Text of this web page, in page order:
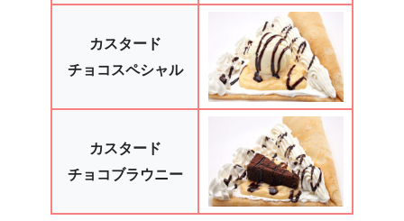
カスタード
チョコスペシャル
カスタード
チョコブラウニー